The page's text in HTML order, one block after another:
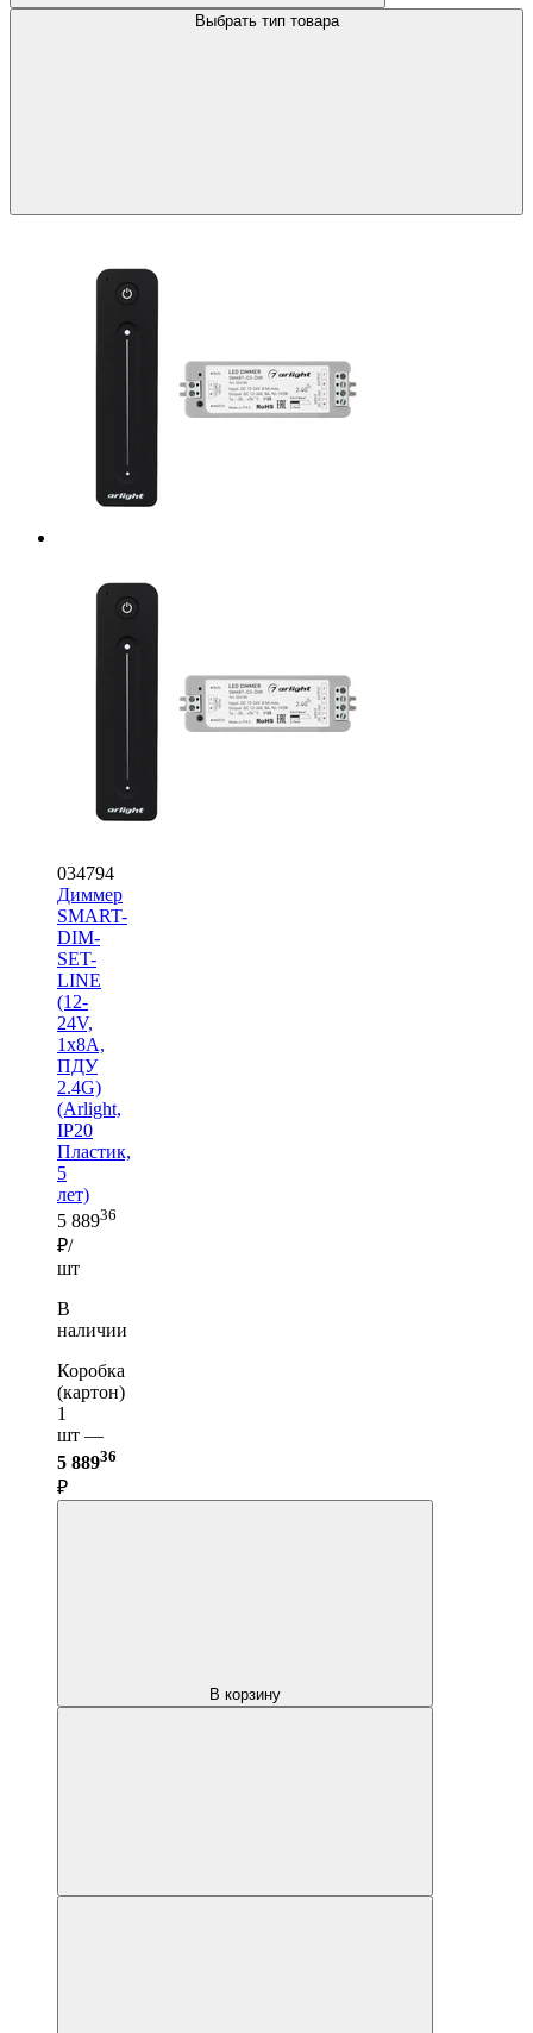
Выбрать тип товара
034794
Диммер
SMART-
DIM-
SET-
LINE
(12-
24V,
1x8A,
ПДУ
2.4G)
(Arlight,
IP20
Пластик,
5
лет)
5 88936
₽/
шт
В
наличии
Коробка
(картон)
1
шт —
5 88936
₽
В корзину